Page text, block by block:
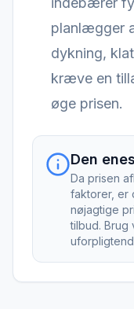
planlægger
dykning,
kræve en
øge prisen.
Den
Da prisen
faktorer, er
nøjagtige
tilbud. Brug